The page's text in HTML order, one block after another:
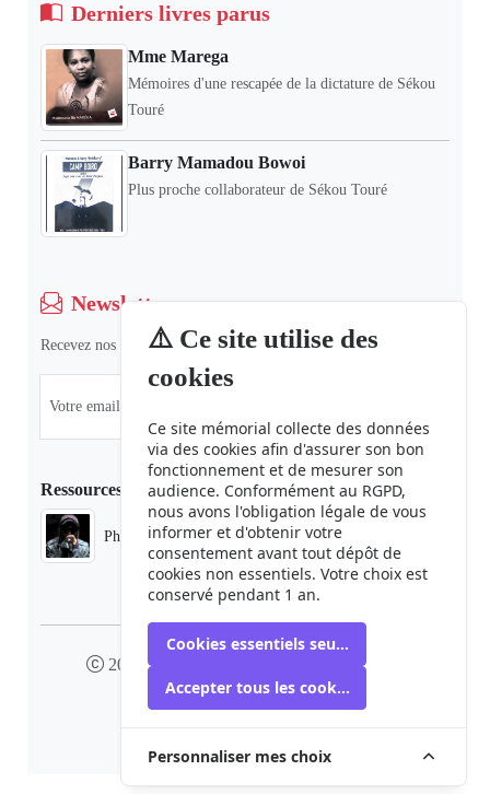
⚠️ Ce site utilise des
cookies
Ce site mémorial collecte des données
via des cookies afin d'assurer son bon
fonctionnement et de mesurer son
audience. Conformément au RGPD,
nous avons l'obligation légale de vous
informer et d'obtenir votre
consentement avant tout dépôt de
cookies non essentiels. Votre choix est
conservé pendant 1 an.
Cookies essentiels seulement
Accepter tous les cookies
Personnaliser mes choix
Derniers livres parus
Mme Marega
Mémoires d'une rescapée de la dictature de Sékou
Touré
Barry Mamadou Bowoi
Plus proche collaborateur de Sékou Touré
Newsletter
Recevez nos dernières informations et actualités.
Ressources
Phaduba camp boiro
2024 camp-boiro.org - Tous droits réservés
Mémorial des Victimes du Camp Boiro